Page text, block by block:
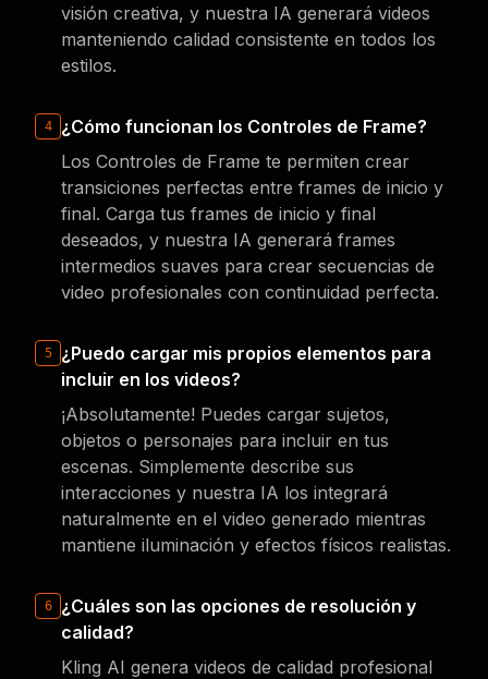
visión creativa, y nuestra IA generará videos
manteniendo calidad consistente en todos los
estilos.
4
¿Cómo funcionan los Controles de Frame?
Los Controles de Frame te permiten crear
transiciones perfectas entre frames de inicio y
final. Carga tus frames de inicio y final
deseados, y nuestra IA generará frames
intermedios suaves para crear secuencias de
video profesionales con continuidad perfecta.
5
¿Puedo cargar mis propios elementos para
incluir en los videos?
¡Absolutamente! Puedes cargar sujetos,
objetos o personajes para incluir en tus
escenas. Simplemente describe sus
interacciones y nuestra IA los integrará
naturalmente en el video generado mientras
mantiene iluminación y efectos físicos realistas.
6
¿Cuáles son las opciones de resolución y
calidad?
Kling AI genera videos de calidad profesional